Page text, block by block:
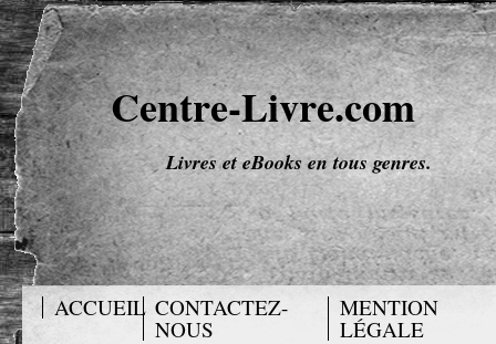
Centre-Livre.com
Livres et eBooks en tous genres.
ACCUEIL CONTACTEZ-
NOUS
MENTION
LÉGALE